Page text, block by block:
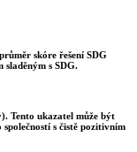
skóre řešení SDG
sladěným s SDG.
Tento ukazatel může být
s čistě pozitivním